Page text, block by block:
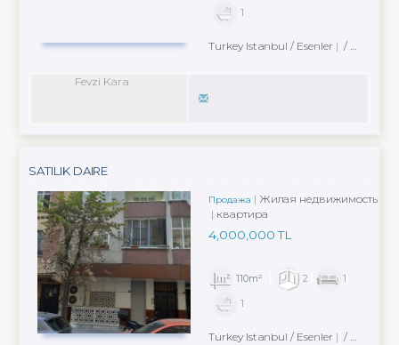
1
Turkey Istanbul / Esenler / Fevzi Çakmak Mah.
Fevzi Kara
SATILIK DAIRE
Продажа
Жилая недвижимость
квартира
4,000,000 TL
110m² 2
1
1
Turkey Istanbul / Esenler / Fevzi Çakmak Mah.